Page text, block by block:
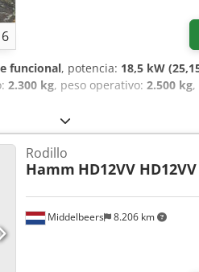
6
funcional, potencia: 18,5 kW
2.300 kg, peso operativo: 2.500 kg
Middelbeers 8.206 km
Rodillo
Hamm HD12VV HD12VV